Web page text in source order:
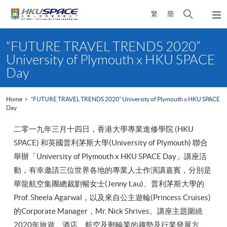
繁 簡
Open
search
panel
content
start“FUTURE TRAVEL TRENDS 2020”
University of Plymouth x HKU SPACE
Day
Home
“FUTURE TRAVEL TRENDS 2020” University of Plymouth x HKU SPACE
Day
二零一九年三月十四日，香港大學專業進修學院 (HKU
SPACE) 和英國普利茅斯大學(University of Plymouth) 聯合
舉辦「University of Plymouth x HKU SPACE Day」講座活
動，有幸邀請三位世界各地的專業人士作演講嘉賓，分別是
華龍航空集團總裁劉暢女士(Jenny Lau)、普利茅斯大學的
Prof. Sheela Agarwal，以及來自公主遊輪(Princess Cruises)
的Corporate Manager，Mr. Nick Shrives。講座主題圍繞
2020年旅遊、酒店、航空及郵輪業的趨勢及行業發展方